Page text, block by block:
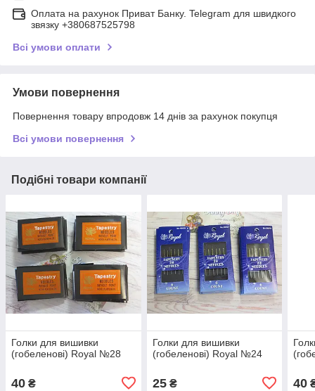
Оплата на рахунок Приват Банку. Telegram для швидкого
звязку +380687525798
Всі умови оплати
Умови повернення
Повернення товару впродовж 14 днів за рахунок покупця
Всі умови повернення
Подібні товари компанії
Голки для вишивки
(гобеленові) Royal №28
40 ₴
Голки для вишивки
(гобеленові) Royal №24
25₴ 40